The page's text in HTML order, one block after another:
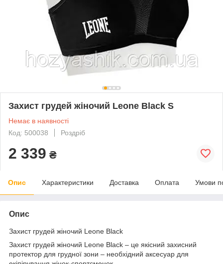
Захист грудей жіночий Leone Black S
Немає в наявності
Код: 500038
Роздріб
2 339 ₴
Опис Характеристики Доставка Оплата Умови
Опис
Захист грудей жіночий Leone Black
Захист грудей жіночий Leone Black – це якісний захисний
протектор для грудної зони – необхідний аксесуар для